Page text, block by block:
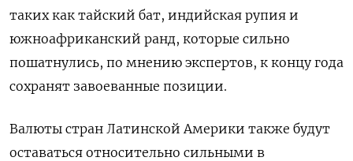
таких как тайский бат, индийская рупия и
южноафриканский ранд, которые сильно
пошатнулись, по мнению экспертов, к концу года
сохранят завоеванные позиции.
Валюты стран Латинской Америки также будут
оставаться относительно сильными в